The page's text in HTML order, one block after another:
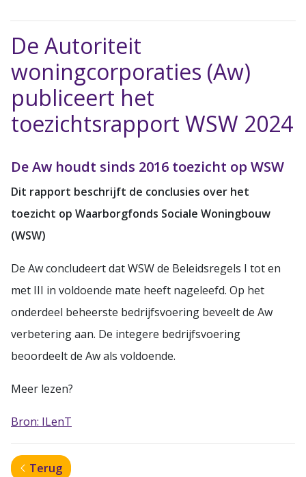
De Autoriteit
woningcorporaties (Aw)
publiceert het
toezichtsrapport WSW 2024
De Aw houdt sinds 2016 toezicht op WSW
Dit rapport beschrijft de conclusies over het
toezicht op Waarborgfonds Sociale Woningbouw
(WSW)
De Aw concludeert dat WSW de Beleidsregels I tot en
met III in voldoende mate heeft nageleefd. Op het
onderdeel beheerste bedrijfsvoering beveelt de Aw
verbetering aan. De integere bedrijfsvoering
beoordeelt de Aw als voldoende.
Meer lezen?
Bron: ILenT
Terug